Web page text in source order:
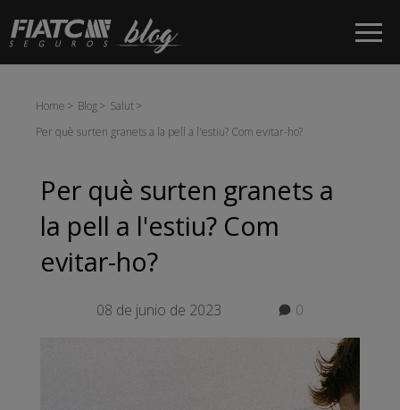
Salta al contingut principal
Home Blog
Salut
Per què surten granets a la pell a l'estiu? Com evitar-ho?
Per què surten granets a
la pell a l'estiu? Com
evitar-ho?
08 de junio de 2023 0